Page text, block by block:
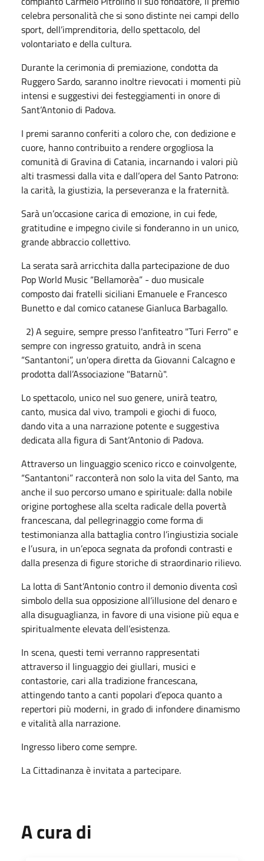
celebra personalità che si sono distinte nei campi dello
sport, dell’imprenditoria, dello spettacolo, del
volontariato e della cultura.
Durante la cerimonia di premiazione, condotta da
Ruggero Sardo, saranno inoltre rievocati i momenti più
intensi e suggestivi dei festeggiamenti in onore di
Sant’Antonio di Padova.
I premi saranno conferiti a coloro che, con dedizione e
cuore, hanno contribuito a rendere orgogliosa la
comunità di Gravina di Catania, incarnando i valori più
alti trasmessi dalla vita e dall’opera del Santo Patrono:
la carità, la giustizia, la perseveranza e la fraternità.
Sarà un’occasione carica di emozione, in cui fede,
gratitudine e impegno civile si fonderanno in un unico,
grande abbraccio collettivo.
La serata sarà arricchita dalla partecipazione de duo
Pop World Music “Bellamorèa” - duo musicale
composto dai fratelli siciliani Emanuele e Francesco
Bunetto e dal comico catanese Gianluca Barbagallo.
2) A seguire, sempre presso l'anfiteatro "Turi Ferro" e
sempre con ingresso gratuito, andrà in scena
“Santantoni”, un'opera diretta da Giovanni Calcagno e
prodotta dall’Associazione "Batarnù".
Lo spettacolo, unico nel suo genere, unirà teatro,
canto, musica dal vivo, trampoli e giochi di fuoco,
dando vita a una narrazione potente e suggestiva
dedicata alla figura di Sant’Antonio di Padova.
Attraverso un linguaggio scenico ricco e coinvolgente,
“Santantoni” racconterà non solo la vita del Santo, ma
anche il suo percorso umano e spirituale: dalla nobile
origine portoghese alla scelta radicale della povertà
francescana, dal pellegrinaggio come forma di
testimonianza alla battaglia contro l’ingiustizia sociale
e l’usura, in un’epoca segnata da profondi contrasti e
dalla presenza di figure storiche di straordinario rilievo.
La lotta di Sant’Antonio contro il demonio diventa così
simbolo della sua opposizione all’illusione del denaro e
alla disuguaglianza, in favore di una visione più equa e
spiritualmente elevata dell’esistenza.
In scena, questi temi verranno rappresentati
attraverso il linguaggio dei giullari, musici e
contastorie, cari alla tradizione francescana,
attingendo tanto a canti popolari d’epoca quanto a
repertori più moderni, in grado di infondere dinamismo
e vitalità alla narrazione.
Ingresso libero come sempre.
La Cittadinanza è invitata a partecipare.
A cura di